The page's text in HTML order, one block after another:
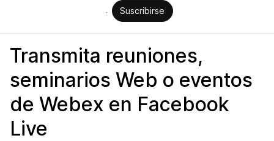
Suscribirse
Transmita reuniones,
seminarios Web o eventos
de Webex en Facebook
Live